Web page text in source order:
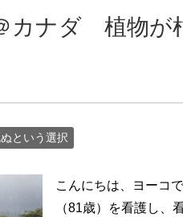
カナダ 植物が
という選択
こんにちは、ヨーコ
（81歳）を看護し、